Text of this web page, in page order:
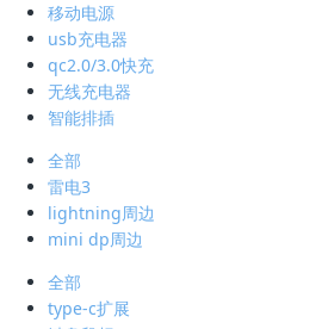
移动电源
usb充电器
qc2.0/3.0快充
无线充电器
智能排插
全部
雷电3
lightning周边
mini dp周边
全部
type-c扩展